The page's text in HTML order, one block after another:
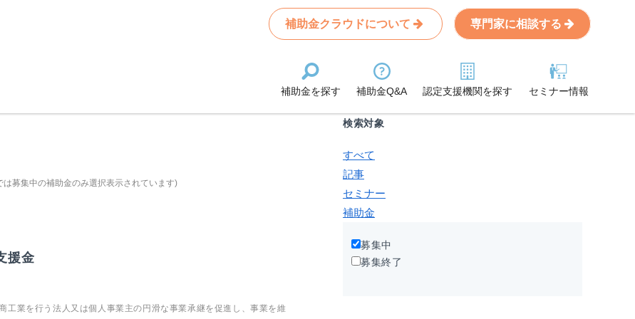
補助金クラウドについて 専門家に相談する
補助金を探す 補助金Q&A 認定支援機関を探す セミナー情報
募集中の補助金のみ選択表示されています)
援金
業を行う法人又は個人事業主の円滑な事業承継を促進し、事業を維
Search
条件から記事を探す
検索対象
すべて
記事
セミナー
補助金
募集中
募集終了